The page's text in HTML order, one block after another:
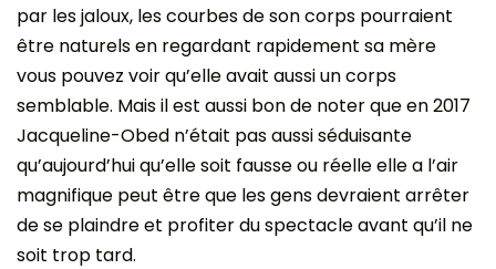
par les jaloux, les courbes de son corps pourraient
être naturels en regardant rapidement sa mère
vous pouvez voir qu’elle avait aussi un corps
semblable. Mais il est aussi bon de noter que en 2017
Jacqueline-Obed n’était pas aussi séduisante
qu’aujourd’hui qu’elle soit fausse ou réelle elle a l’air
magnifique peut être que les gens devraient arrêter
de se plaindre et profiter du spectacle avant qu’il ne
soit trop tard.